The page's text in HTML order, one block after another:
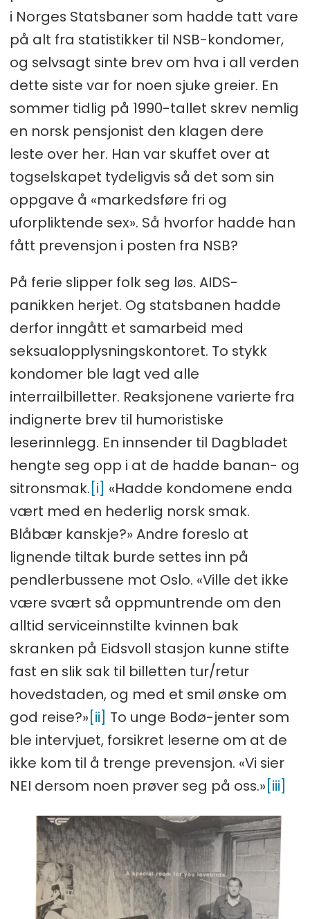
i Norges Statsbaner som hadde tatt vare
på alt fra statistikker til NSB-kondomer,
og selvsagt sinte brev om hva i all verden
dette siste var for noen sjuke greier. En
sommer tidlig på 1990-tallet skrev nemlig
en norsk pensjonist den klagen dere
leste over her. Han var skuffet over at
togselskapet tydeligvis så det som sin
oppgave å «markedsføre fri og
uforpliktende sex». Så hvorfor hadde han
fått prevensjon i posten fra NSB?
På ferie slipper folk seg løs. AIDS-
panikken herjet. Og statsbanen hadde
derfor inngått et samarbeid med
seksualopplysningskontoret. To stykk
kondomer ble lagt ved alle
interrailbilletter. Reaksjonene varierte fra
indignerte brev til humoristiske
leserinnlegg. En innsender til Dagbladet
hengte seg opp i at de hadde banan- og
sitronsmak.[i] «Hadde kondomene enda
vært med en hederlig norsk smak.
Blåbær kanskje?» Andre foreslo at
lignende tiltak burde settes inn på
pendlerbussene mot Oslo. «Ville det ikke
være svært så oppmuntrende om den
alltid serviceinnstilte kvinnen bak
skranken på Eidsvoll stasjon kunne stifte
fast en slik sak til billetten tur/retur
hovedstaden, og med et smil ønske om
god reise?»[ii] To unge Bodø-jenter som
ble intervjuet, forsikret leserne om at de
ikke kom til å trenge prevensjon. «Vi sier
NEI dersom noen prøver seg på oss.»[iii]